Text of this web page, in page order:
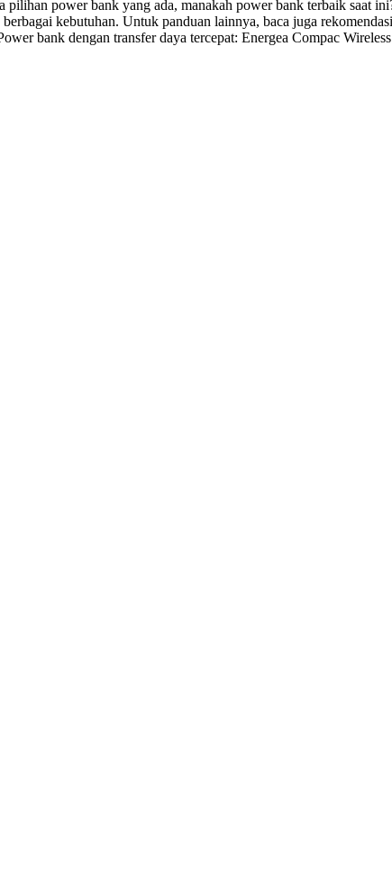
power bank yang ada, manakah power bank terbaik saat
kebutuhan. Untuk panduan lainnya, baca juga
bank dengan transfer daya tercepat: Energea Compac